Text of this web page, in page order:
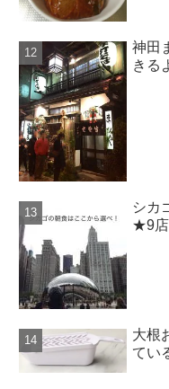
神田
きる
シカ
★9店
大根
てい